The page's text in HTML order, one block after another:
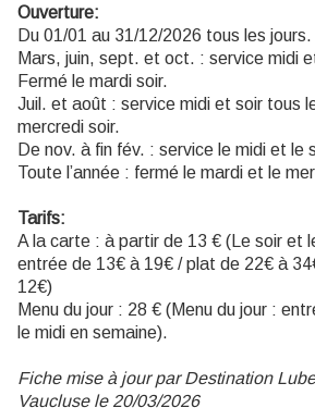
Ouverture:
Du 01/01 au 31/12/2026 tous les jours.
Mars, juin, sept. et oct. : service midi
Fermé le mardi soir.
Juil. et août : service midi et soir tous
mercredi soir.
De nov. à fin fév. : service le midi et le
Toute l’année : fermé le mardi et le
Tarifs:
A la carte : à partir de 13 € (Le soir et
entrée de 13€ à 19€ / plat de 22€ à
12€)
Menu du jour : 28 € (Menu du jour :
le midi en semaine).
Fiche mise à jour par Destination
Vaucluse le 20/03/2026